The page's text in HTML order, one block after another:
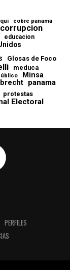
cobre panama
corrupcion
educacion
Glosas de Foco
meduca
Minsa
panama
protestas
Electoral
PERFILES